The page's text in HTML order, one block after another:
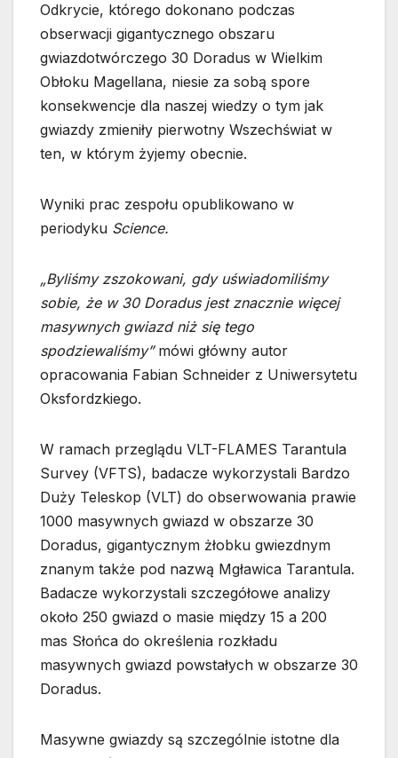
Odkrycie, którego dokonano podczas
obserwacji gigantycznego obszaru
gwiazdotwórczego 30 Doradus w Wielkim
Obłoku Magellana, niesie za sobą spore
konsekwencje dla naszej wiedzy o tym jak
gwiazdy zmieniły pierwotny Wszechświat w
ten, w którym żyjemy obecnie.
Wyniki prac zespołu opublikowano w
periodyku Science.
„Byliśmy zszokowani, gdy uświadomiliśmy
sobie, że w 30 Doradus jest znacznie więcej
masywnych gwiazd niż się tego
spodziewaliśmy”mówi główny autor
opracowania Fabian Schneider z Uniwersytetu
Oksfordzkiego.
W ramach przeglądu VLT-FLAMES Tarantula
Survey (VFTS), badacze wykorzystali Bardzo
Duży Teleskop (VLT) do obserwowania prawie
1000 masywnych gwiazd w obszarze 30
Doradus, gigantycznym żłobku gwiezdnym
znanym także pod nazwą Mgławica Tarantula.
Badacze wykorzystali szczegółowe analizy
około 250 gwiazd o masie między 15 a 200
mas Słońca do określenia rozkładu
masywnych gwiazd powstałych w obszarze 30
Doradus.
Masywne gwiazdy są szczególnie istotne dla